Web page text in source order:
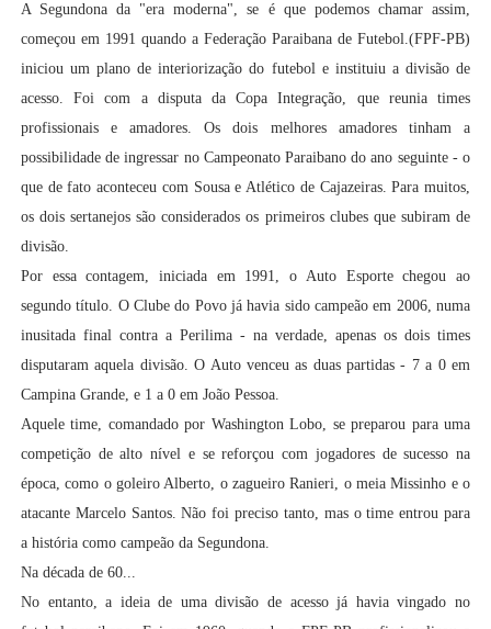
A Segundona da "era moderna", se é que podemos chamar assim,
começou em 1991 quando a Federação Paraibana de Futebol.(FPF-PB)
iniciou um plano de interiorização do futebol e instituiu a divisão de
acesso. Foi com a disputa da Copa Integração, que reunia times
profissionais e amadores. Os dois melhores amadores tinham a
possibilidade de ingressar no Campeonato Paraibano do ano seguinte - o
que de fato aconteceu com Sousa e Atlético de Cajazeiras. Para muitos,
os dois sertanejos são considerados os primeiros clubes que subiram de
divisão.
Por essa contagem, iniciada em 1991, o Auto Esporte chegou ao
segundo título. O Clube do Povo já havia sido campeão em 2006, numa
inusitada final contra a Perilima - na verdade, apenas os dois times
disputaram aquela divisão. O Auto venceu as duas partidas - 7 a 0 em
Campina Grande, e 1 a 0 em João Pessoa.
Aquele time, comandado por Washington Lobo, se preparou para uma
competição de alto nível e se reforçou com jogadores de sucesso na
época, como o goleiro Alberto, o zagueiro Ranieri, o meia Missinho e o
atacante Marcelo Santos. Não foi preciso tanto, mas o time entrou para
a história como campeão da Segundona.
Na década de 60...
No entanto, a ideia de uma divisão de acesso já havia vingado no